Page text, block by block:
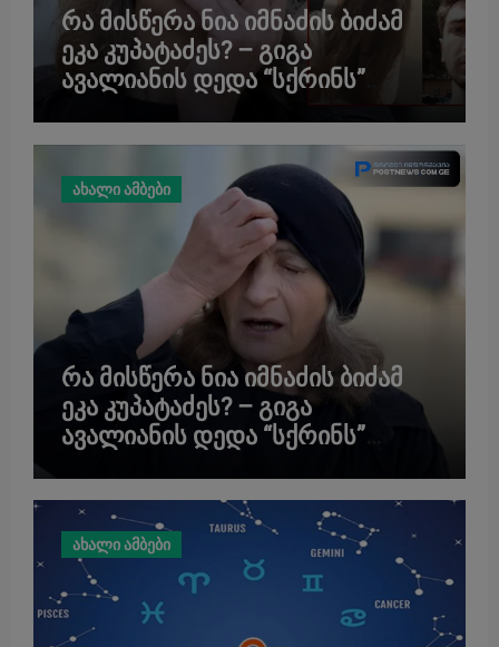
რა მისწერა ნია იმნაძის ბიძამ
ეკა კუპატაძეს? – გიგა
ავალიანის დედა “სქრინს”
ახალი ამბები
რა მისწერა ნია იმნაძის ბიძამ
ეკა კუპატაძეს? – გიგა
ავალიანის დედა “სქრინს”
ახალი ამბები